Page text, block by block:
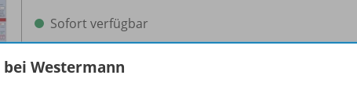
Sofort verfügbar
Dateiformat:PDF-Dokument
Westermann